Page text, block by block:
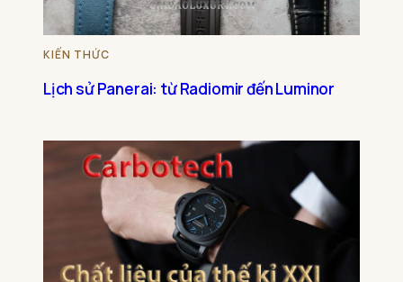
KIẾN THỨC
Lịch sử Panerai: từ Radiomir đến Luminor